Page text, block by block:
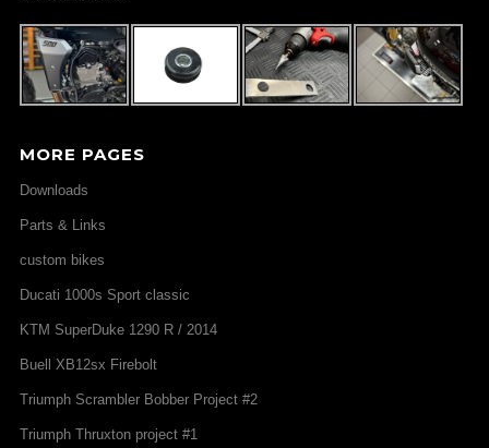
MORE PAGES
Downloads
Parts & Links
custom bikes
Ducati 1000s Sport classic
KTM SuperDuke 1290 R / 2014
Buell XB12sx Firebolt
Triumph Scrambler Bobber Project #2
Triumph Thruxton project #1